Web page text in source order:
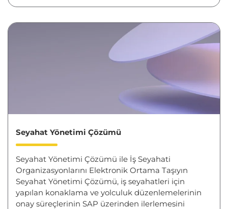
Seyahat Yönetimi Çözümü
Seyahat Yönetimi Çözümü ile İş Seyahati
Organizasyonlarını Elektronik Ortama Taşıyın
Seyahat Yönetimi Çözümü, iş seyahatleri için
yapılan konaklama ve yolculuk düzenlemelerinin
onay süreçlerinin SAP üzerinden ilerlemesini